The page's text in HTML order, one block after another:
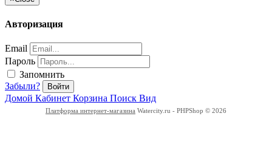
Авторизация
Email
Пароль
Запомнить
Забыли?
Войти
Домой Кабинет Корзина Поиск Вид
Платформа интернет-магазина Watercity.ru - PHPShop © 2026